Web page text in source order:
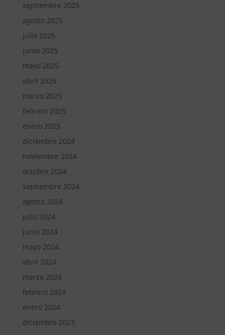
septiembre 2025
agosto 2025
julio 2025
junio 2025
mayo 2025
abril 2025
marzo 2025
febrero 2025
enero 2025
diciembre 2024
noviembre 2024
octubre 2024
septiembre 2024
agosto 2024
julio 2024
junio 2024
mayo 2024
abril 2024
marzo 2024
febrero 2024
enero 2024
diciembre 2023